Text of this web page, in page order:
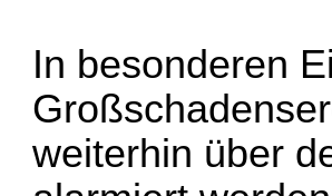
In besonderen
weiterhin über